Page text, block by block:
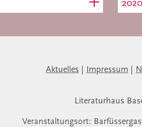
2020
Aktuelles Impressum
Literaturhaus
Veranstaltungsort: